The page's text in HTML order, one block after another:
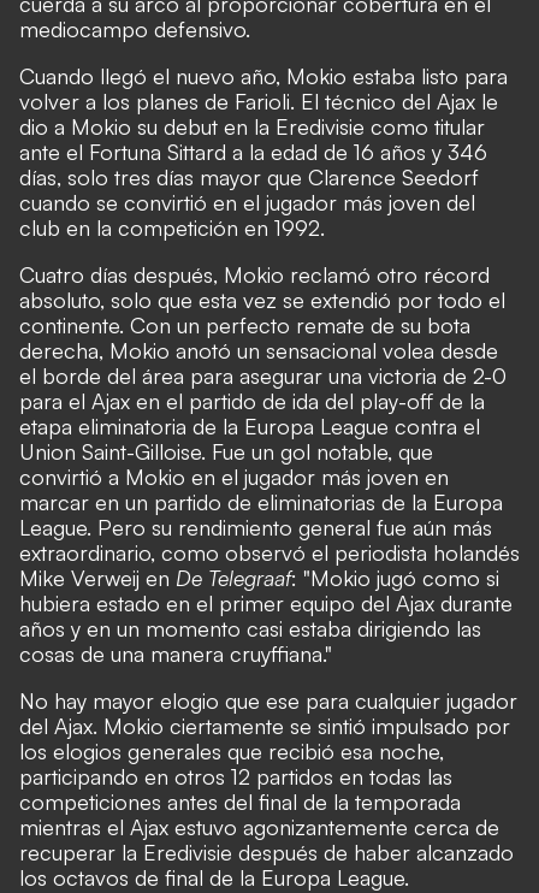
mediocampo defensivo.
Cuando llegó el nuevo año, Mokio estaba listo para
volver a los planes de Farioli. El técnico del Ajax le
dio a Mokio su debut en la Eredivisie como titular
ante el Fortuna Sittard a la edad de 16 años y 346
días, solo tres días mayor que Clarence Seedorf
cuando se convirtió en el jugador más joven del
club en la competición en 1992.
Cuatro días después, Mokio reclamó otro récord
absoluto, solo que esta vez se extendió por todo el
continente. Con un perfecto remate de su bota
derecha, Mokio anotó un sensacional volea desde
el borde del área para asegurar una victoria de 2-0
para el Ajax en el partido de ida del play-off de la
etapa eliminatoria de la Europa League contra el
Union Saint-Gilloise. Fue un gol notable, que
convirtió a Mokio en el jugador más joven en
marcar en un partido de eliminatorias de la Europa
League. Pero su rendimiento general fue aún más
extraordinario, como observó el periodista holandés
Mike Verweij en De Telegraaf: "Mokio jugó como si
hubiera estado en el primer equipo del Ajax durante
años y en un momento casi estaba dirigiendo las
cosas de una manera cruyffiana."
No hay mayor elogio que ese para cualquier jugador
del Ajax. Mokio ciertamente se sintió impulsado por
los elogios generales que recibió esa noche,
participando en otros 12 partidos en todas las
competiciones antes del final de la temporada
mientras el Ajax estuvo agonizantemente cerca de
recuperar la Eredivisie después de haber alcanzado
los octavos de final de la Europa League.